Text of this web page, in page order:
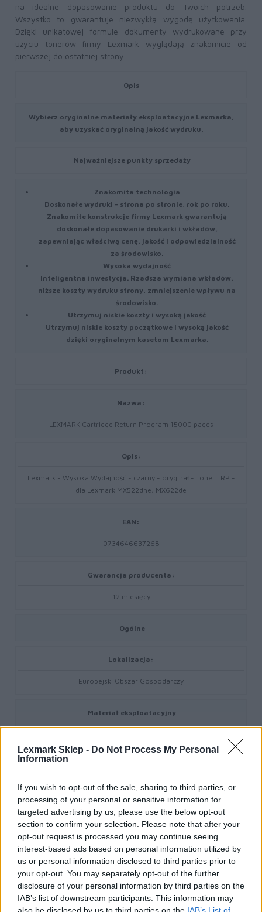
Lexmark Sklep - Do Not Process My Personal
Information
If you wish to opt-out of the sale, sharing to third parties, or
processing of your personal or sensitive information for
targeted advertising by us, please use the below opt-out
section to confirm your selection. Please note that after your
opt-out request is processed you may continue seeing
interest-based ads based on personal information utilized by
us or personal information disclosed to third parties prior to
your opt-out. You may separately opt-out of the further
disclosure of your personal information by third parties on the
IAB’s list of downstream participants. This information may
na idealne dopasowanie produktu do Twoich potrzeb.
Wszystko to gwarantuje niezwykłą wygodę użytkowania.
Dzięki unikatowej formule dokumenty wydrukowane przy
użyciu tonerów firmy Lexmark wyglądają znakomicie od
pierwszej do ostatniej strony.
Opis
Wybierz oryginalne materiały eksploatacyjne Lexmarka,
aby uzyskać oryginalną jakość wydruku.
Najważniejsze punkty sprzedaży
Znakomita technologia
Doskonałe wydruki - strona po stronie, rok po roku.
Znakomite konstrukcje firmy Lexmark gwarantują
doskonałe dopasowanie drukarki i wkładów,
zapewniając właściwą cenę, jakość i odpowiedzialność
za środowisko.
Wysoka wydajność
Inteligentna inwestycja. Rzadsza wymiana wkładów,
niższe koszty wydruku strony, zmniejszenie wpływu na
środowisko.
Utrzymuj niskie koszty i wysoką jakość
Utrzymuj niskie koszty początkowe i wysoką jakość
dzięki oryginalnym kasetom Lexmarka.
Produkt:
Nazwa:
LEXMARK Cartridge Return Program 15000 pages
Opis:
Lexmark - Wysoka Wydajność - czarny - oryginał - Toner LRP -
dla Lexmark MX522dhe, MX622de
EAN:
0734646637268
Gwarancja producenta:
12 miesięcy
Ogólne
Lokalizacja:
Europejski Obszar Gospodarczy
Materiał eksploatacyjny
Typ materiału eksploatacyjnego:
Technologia druku:
Laserowa
Kolor:
Czarny
Wydajność kasety tonera: